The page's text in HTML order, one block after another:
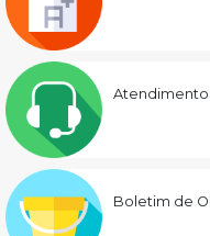
Atendimento
Boletim de